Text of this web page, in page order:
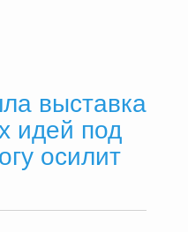
выставка
идей под
осилит